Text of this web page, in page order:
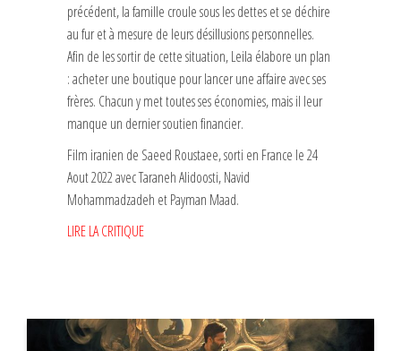
précédent, la famille croule sous les dettes et se déchire
au fur et à mesure de leurs désillusions personnelles.
Afin de les sortir de cette situation, Leila élabore un plan
: acheter une boutique pour lancer une affaire avec ses
frères. Chacun y met toutes ses économies, mais il leur
manque un dernier soutien financier.
Film iranien de Saeed Roustaee, sorti en France le 24
Aout 2022 avec Taraneh Alidoosti, Navid
Mohammadzadeh et Payman Maad.
LIRE LA CRITIQUE